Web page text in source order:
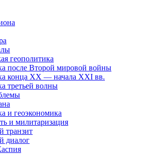
геополитика
после Второй мировой войны
конца XX — начала XXI вв.
третьей волны
и геоэкономика
и милитаризация
транзит
диалог